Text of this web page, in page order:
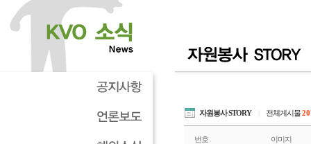
자원봉사 STORY 전체게시물
번호 이미지